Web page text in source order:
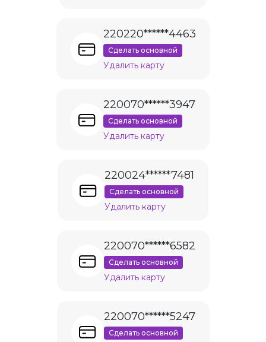
220220******4463
Сделать основной
Удалить карту
220070******3947
Сделать основной
Удалить карту
220024******7481
Сделать основной
Удалить карту
220070******6582
Сделать основной
Удалить карту
220070******5247
Сделать основной